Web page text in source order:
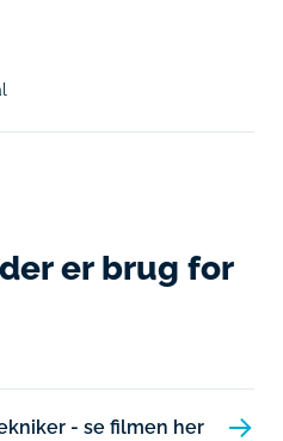
er brug for
- se filmen her